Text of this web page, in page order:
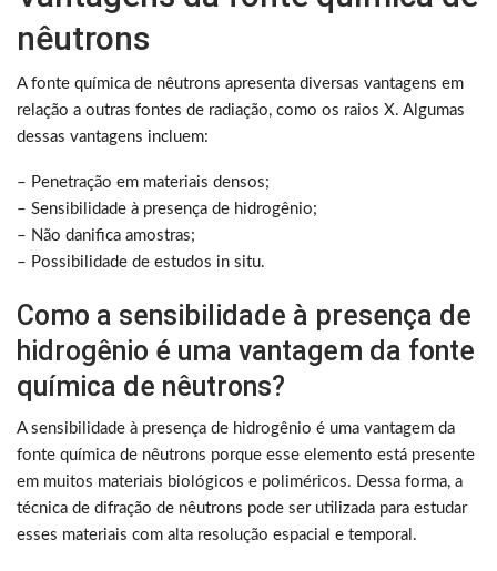
nêutrons
A fonte química de nêutrons apresenta diversas vantagens em
relação a outras fontes de radiação, como os raios X. Algumas
dessas vantagens incluem:
– Penetração em materiais densos;
– Sensibilidade à presença de hidrogênio;
– Não danifica amostras;
– Possibilidade de estudos in situ.
Como a sensibilidade à presença de
hidrogênio é uma vantagem da fonte
química de nêutrons?
A sensibilidade à presença de hidrogênio é uma vantagem da
fonte química de nêutrons porque esse elemento está presente
em muitos materiais biológicos e poliméricos. Dessa forma, a
técnica de difração de nêutrons pode ser utilizada para estudar
esses materiais com alta resolução espacial e temporal.